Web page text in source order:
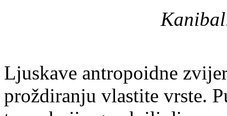
Ljuskave antropoidne
proždiranju vlastite vrste.